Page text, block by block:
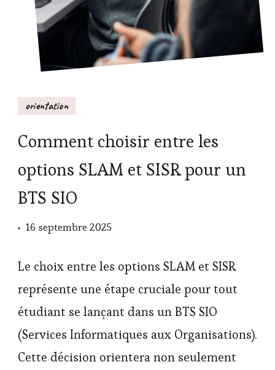
orientation
Comment choisir entre les
options SLAM et SISR pour un
BTS SIO
16 septembre 2025
Le choix entre les options SLAM et SISR
représente une étape cruciale pour tout
étudiant se lançant dans un BTS SIO
(Services Informatiques aux Organisations).
Cette décision orientera non seulement